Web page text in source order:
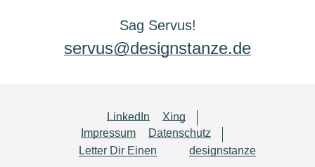
Sag Servus!
servus@designstanze.de
LinkedIn
Xing
Impressum
Datenschutz
Letter Dir Einen
designstanze